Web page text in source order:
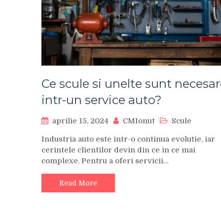
Ce scule si unelte sunt
intr-un service auto?
aprilie 15, 2024 CMIonut Scule
Industria auto este intr-o continua evolutie, iar
cerintele clientilor devin din ce in ce mai
complexe. Pentru a oferi servicii…
Read More